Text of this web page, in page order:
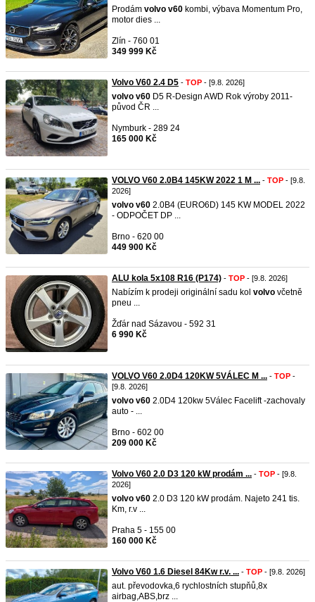
Prodám volvo v60 kombi, výbava Momentum Pro,
motor dies ...
Zlín - 760 01
349 999 Kč
Volvo V60 2.4 D5 - TOP - [9.8. 2026]
volvo v60 D5 R-Design AWD Rok výroby 2011-
původ ČR ...
Nymburk - 289 24
165 000 Kč
VOLVO V60 2.0B4 145KW 2022 1 M ... - TOP - [9.8.
2026]
volvo v60 2.0B4 (EURO6D) 145 KW MODEL 2022
- ODPOČET DP ...
Brno - 620 00
449 900 Kč
ALU kola 5x108 R16 (P174) - TOP - [9.8. 2026]
Nabízím k prodeji originální sadu kol volvo včetně
pneu ...
Žďár nad Sázavou - 592 31
6 990 Kč
VOLVO V60 2.0D4 120KW 5VÁLEC M ... - TOP -
[9.8. 2026]
volvo v60 2.0D4 120kw 5Válec Facelift -zachovaly
auto - ...
Brno - 602 00
209 000 Kč
Volvo V60 2.0 D3 120 kW prodám ... - TOP - [9.8.
2026]
volvo v60 2.0 D3 120 kW prodám. Najeto 241 tis.
Km, r.v ...
Praha 5 - 155 00
160 000 Kč
Volvo V60 1.6 Diesel 84Kw r.v. ... - TOP - [9.8. 2026]
aut. převodovka,6 rychlostních stupňů,8x
airbag,ABS,brz ...